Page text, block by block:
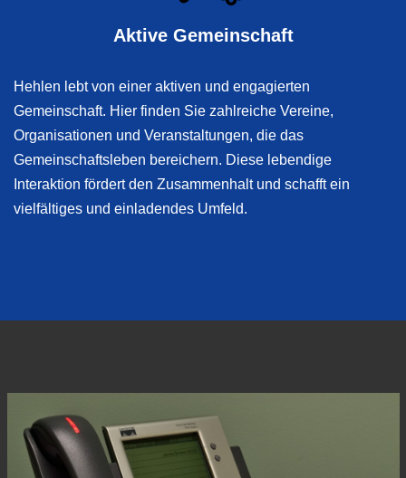
Aktive Gemeinschaft
Hehlen lebt von einer aktiven und engagierten
Gemeinschaft. Hier finden Sie zahlreiche Vereine,
Organisationen und Veranstaltungen, die das
Gemeinschaftsleben bereichern. Diese lebendige
Interaktion fördert den Zusammenhalt und schafft ein
vielfältiges und einladendes Umfeld.